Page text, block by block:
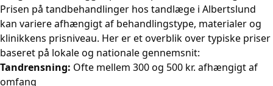
Prisen på tandbehandlinger hos tandlæge i Albertslund
kan variere afhængigt af behandlingstype, materialer og
klinikkens prisniveau. Her er et overblik over typiske priser
baseret på lokale og nationale gennemsnit:
Tandrensning: Ofte mellem 300 og 500 kr. afhængigt af
omfang